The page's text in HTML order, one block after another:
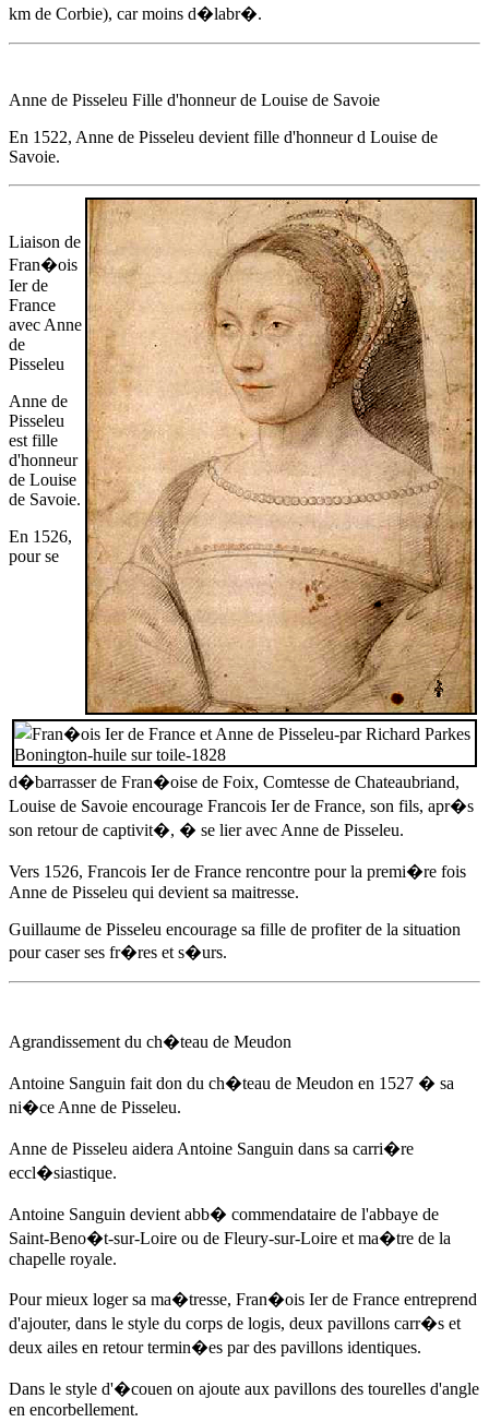
km de Corbie), car moins d�labr�.
Anne de Pisseleu Fille d'honneur de Louise de Savoie
En 1522, Anne de Pisseleu devient fille d'honneur d Louise de
Savoie.
Liaison de
Fran�ois
Ier de
France
avec Anne
de
Pisseleu
Anne de
Pisseleu
est fille
d'honneur
de Louise
de Savoie.
En 1526,
pour se
d�barrasser de Fran�oise de Foix, Comtesse de Chateaubriand,
Louise de Savoie encourage Francois Ier de France, son fils, apr�s
son retour de captivit�, � se lier avec Anne de Pisseleu.
Vers 1526, Francois Ier de France rencontre pour la premi�re fois
Anne de Pisseleu qui devient sa maitresse.
Guillaume de Pisseleu encourage sa fille de profiter de la situation
pour caser ses fr�res et s�urs.
Agrandissement du ch�teau de Meudon
Antoine Sanguin fait don du ch�teau de Meudon en 1527 � sa
ni�ce Anne de Pisseleu.
Anne de Pisseleu aidera Antoine Sanguin dans sa carri�re
eccl�siastique.
Antoine Sanguin devient abb� commendataire de l'abbaye de
Saint-Beno�t-sur-Loire ou de Fleury-sur-Loire et ma�tre de la
chapelle royale.
Pour mieux loger sa ma�tresse, Fran�ois Ier de France entreprend
d'ajouter, dans le style du corps de logis, deux pavillons carr�s et
deux ailes en retour termin�es par des pavillons identiques.
Dans le style d'�couen on ajoute aux pavillons des tourelles d'angle
en encorbellement.